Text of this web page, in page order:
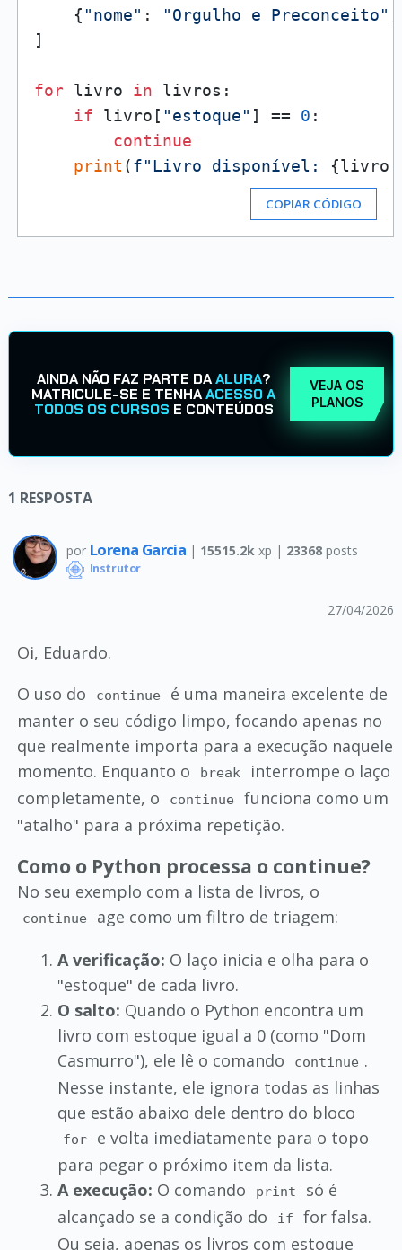
    {
"nome" : "Orgulho e Preconceito"
]
for livro in livros:
if livro[ "estoque" ] == 0 :
continue
print (f"Livro disponível: {livro[
COPIAR CÓDIGO
AINDA NÃO FAZ PARTE DAALURA?
MATRICULE-SE E TENHAACESSO A
TODOS OS CURSOS E CONTEÚDOS
VEJA OS
PLANOS
1 RESPOSTA
por Lorena Garcia | 15515.2k xp | 23368posts
Instrutor
27/04/2026
Oi, Eduardo.
O uso do
continue
é uma maneira excelente de
manter o seu código limpo, focando apenas no
que realmente importa para a execução naquele
momento. Enquanto o
break
interrompe o laço
completamente, o
continue
funciona como um
"atalho" para a próxima repetição.
Como o Python processa o continue?
No seu exemplo com a lista de livros, o
continue
age como um filtro de triagem:
A verificação: O laço inicia e olha para o
"estoque" de cada livro.
O salto: Quando o Python encontra um
livro com estoque igual a 0 (como "Dom
Casmurro"), ele lê o comando
continue .
Nesse instante, ele ignora todas as linhas
que estão abaixo dele dentro do bloco
for
e volta imediatamente para o topo
para pegar o próximo item da lista.
A execução: O comando print
só é
alcançado se a condição do
if
for falsa.
Ou seja, apenas os livros com estoque